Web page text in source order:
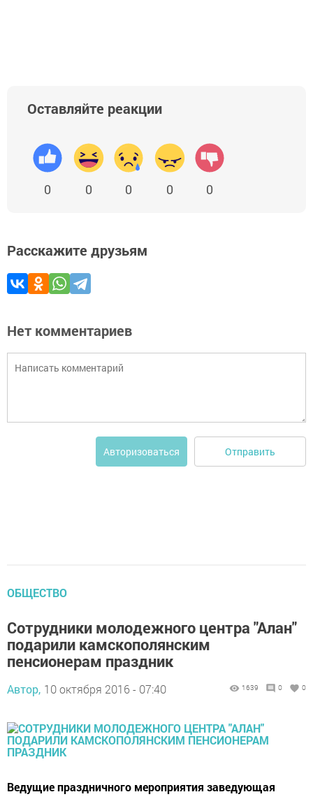
Оставляйте реакции
0 0 0 0 0
Расскажите друзьям
Нет комментариев
Авторизоваться Отправить
ОБЩЕСТВО
Сотрудники молодежного центра "Алан"
подарили камскополянским
пенсионерам праздник
Автор, 10 октября 2016 - 07:40 1639 0 0
Ведущие праздничного мероприятия заведующая